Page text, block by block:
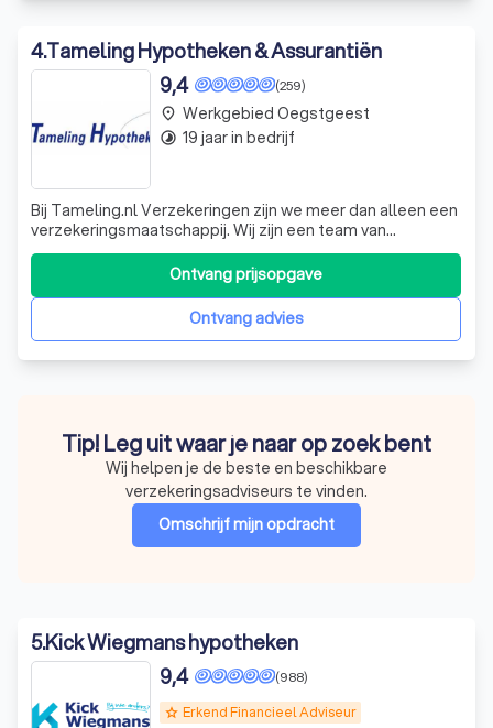
4.Tameling Hypotheken & Assurantiën
(259)
9,4
Bij Tameling.nl Verzekeringen zijn we meer dan alleen een
verzekeringsmaatschappij. Wij zijn een team van
deskundige professionals die zich inzetten om u de beste
verzekeringsoplossingen te bieden. Of u nu een starter
bent, wilt doorstromen, een ondernemer bent of wilt
oversluiten, wij hebben de ide
Ontvang advies
Ontvang prijsopgave
place Werkgebied Oegstgeest
timelapse 19 jaar in bedrijf
Tip! Leg uit waar je naar op zoek bent
Wij helpen je de beste en beschikbare
verzekeringsadviseurs te vinden.
Omschrijf mijn opdracht
5.Kick Wiegmans hypotheken
grade Erkend Financieel Adviseur
(988)
9,4